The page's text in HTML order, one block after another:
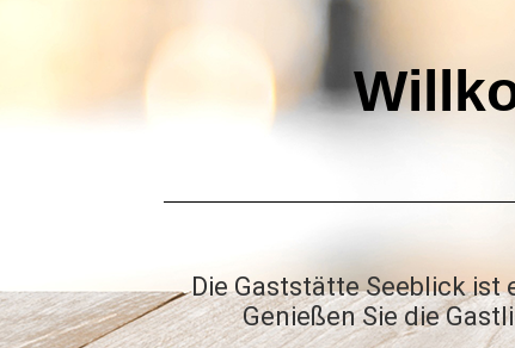
Die Gaststätte Seeblick ist
Genießen Sie die